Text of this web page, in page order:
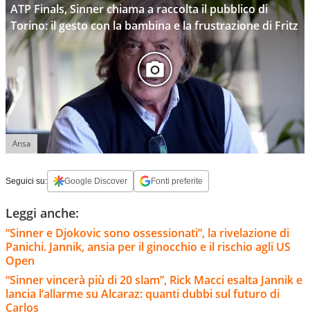
ATP Finals, Sinner chiama a raccolta il pubblico di
Torino: il gesto con la bambina e la frustrazione di Fritz
Ansa
Seguici su: Google Discover Fonti preferite
Leggi anche:
“Sinner e Djokovic sono ossessionati”, la rivelazione di
Panichi. Jannik, ansia per il ginocchio e il rischio agli US
Open
“Sinner vincerà più di 20 slam”, Rick Macci esalta Jannik e
lancia l’allarme su Alcaraz: quanti dubbi sul futuro di
Carlos